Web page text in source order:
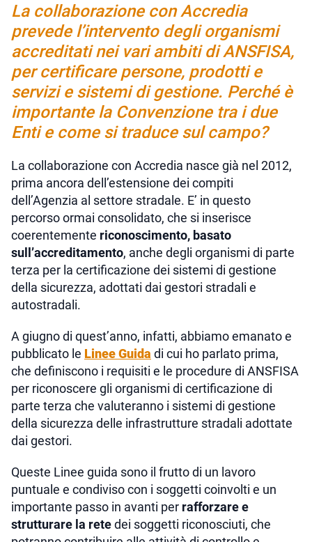
La collaborazione con Accredia
prevede l’intervento degli organismi
accreditati nei vari ambiti di ANSFISA,
per certificare persone, prodotti e
servizi e sistemi di gestione. Perché è
importante la Convenzione tra i due
Enti e come si traduce sul campo?
La collaborazione con Accredia nasce già nel 2012,
prima ancora dell’estensione dei compiti
dell’Agenzia al settore stradale. E’ in questo
percorso ormai consolidato, che si inserisce
coerentemente riconoscimento, basato
sull’accreditamento, anche degli organismi di parte
terza per la certificazione dei sistemi di gestione
della sicurezza, adottati dai gestori stradali e
autostradali.
A giugno di quest’anno, infatti, abbiamo emanato e
pubblicato le Linee Guida di cui ho parlato prima,
che definiscono i requisiti e le procedure di ANSFISA
per riconoscere gli organismi di certificazione di
parte terza che valuteranno i sistemi di gestione
della sicurezza delle infrastrutture stradali adottate
dai gestori.
Queste Linee guida sono il frutto di un lavoro
puntuale e condiviso con i soggetti coinvolti e un
importante passo in avanti per rafforzare e
strutturare la retedei soggetti riconosciuti, che